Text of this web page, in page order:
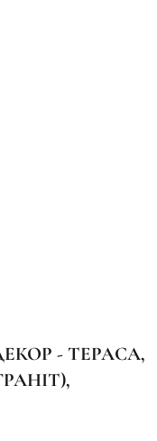
- ТЕРАСА,